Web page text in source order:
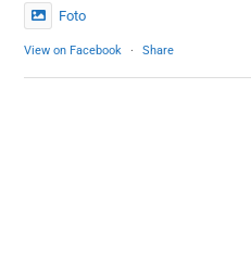
Foto
View on Facebook · Share